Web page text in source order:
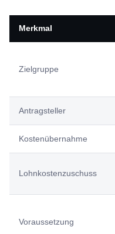
Merkmal
Zielgruppe
Antragsteller
Kostenübernahme
Lohnkostenzuschuss
Voraussetzung